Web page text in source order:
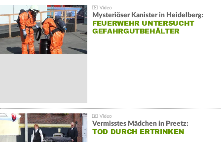
Mysteriöser Kanister in Heidelberg:
FEUERWEHR UNTERSUCHT
GEFAHRGUTBEHÄLTER
Vermisstes Mädchen in Preetz:
TOD DURCH ERTRINKEN